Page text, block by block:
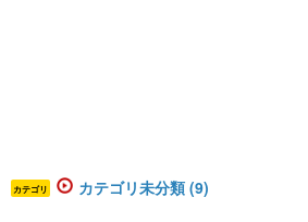
カテゴリ カテゴリ未分類 (9)